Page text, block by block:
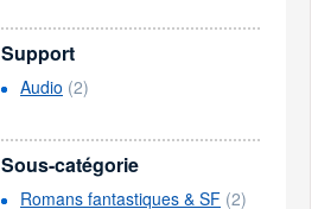
Support
Audio (2)
Sous-catégorie
Romans fantastiques & SF (2)